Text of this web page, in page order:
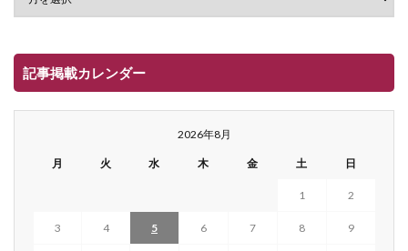
記事掲載カレンダー
2026年8月
月 火 水 木 金 土 日
1 2
3 4 5 6 7 8 9